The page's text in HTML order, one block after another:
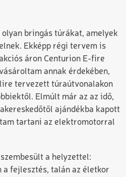
olyan bringás túrákat, amelyek
Ekképp régi tervem is
áron Centurion E-fire
annak érdekében,
tervezett túraútvonalakon
Elmúlt már az az idő,
ajándékba kapott
tartani az elektromotorral
a helyzettel:
fejlesztés, talán az életkor